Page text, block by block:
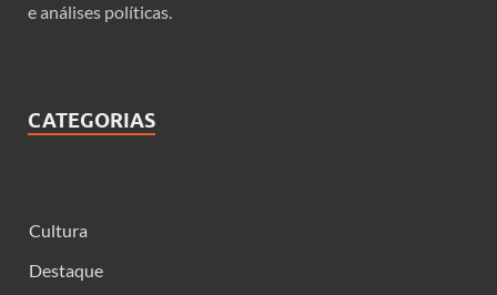
e análises políticas.
CATEGORIAS
Cultura
Destaque